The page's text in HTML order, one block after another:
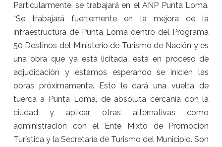
Particularmente, se trabajará en el ANP Punta Loma.
“Se trabajará fuertemente en la mejora de la
infraestructura de Punta Loma dentro del Programa
50 Destinos del Ministerio de Turismo de Nación y es
una obra que ya está licitada, está en proceso de
adjudicación y estamos esperando se inicien las
obras próximamente. Esto le dará una vuelta de
tuerca a Punta Loma, de absoluta cercanía con la
ciudad y aplicar otras alternativas como
administración con el Ente Mixto de Promoción
Turística y la Secretaría de Turismo del Municipio. Son